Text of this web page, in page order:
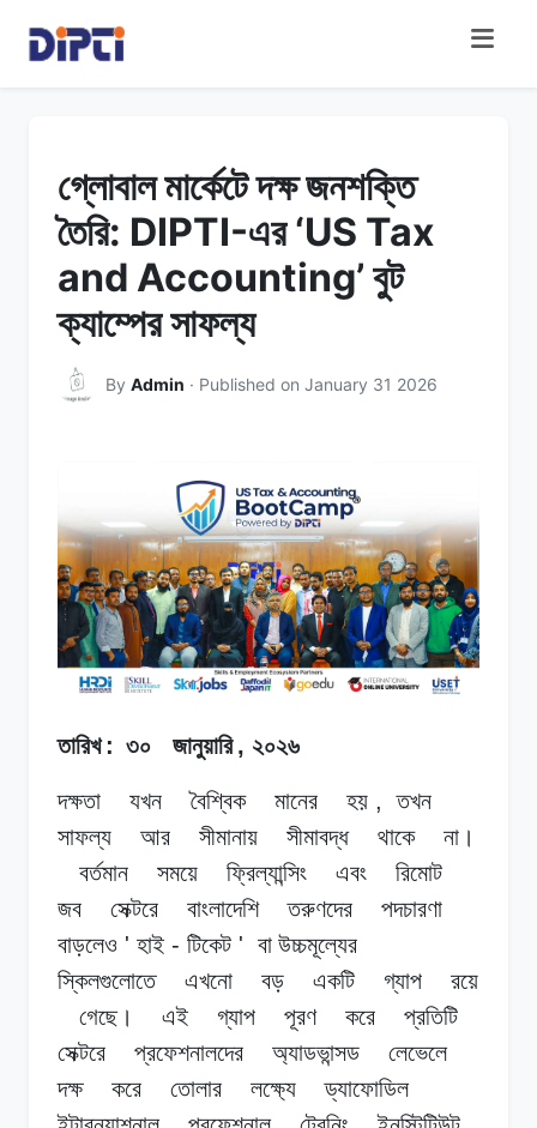
গ্লোবাল মার্কেটে দক্ষ জনশক্তি
তৈরি: DIPTI-এর ‘US Tax
and Accounting’ বুট
ক্যাম্পের সাফল্য
By Admin · Published on January 31 2026
তারিখ : ৩০ জানুয়ারি , ২০২৬
দক্ষতা যখন বৈশ্বিক মানের হয় ,
তখন
সাফল্য
আর সীমানায় সীমাবদ্ধ থাকে
না।
বর্তমান
সময়ে ফ্রিল্যান্সিং এবং
রিমোট
জব
সেক্টরে বাংলাদেশি তরুণদের
পদচারণা
বাড়লেও ' হাই - টিকেট ' বা উচ্চমূল্যের
স্কিলগুলোতে
এখনো বড় একটি গ্যাপ
রয়ে
গেছে।
এই গ্যাপ পূরণ করে
প্রতিটি
সেক্টরে
প্রফেশনালদের অ্যাডভান্সড
লেভেলে
দক্ষ
করে তোলার লক্ষ্যে
ড্যাফোডিল